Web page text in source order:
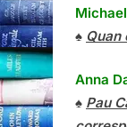
♠ Quan
Anna
♠ Pau